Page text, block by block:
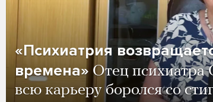
«Психиатрия
времена» Отец психиатра
всю карьеру боролся со